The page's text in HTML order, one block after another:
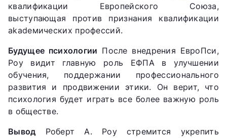
квалификации Европейского Союза,
выступающая против признания квалификации
akadeмических профессий.
Будущее психологии После внедрения ЕвроПси,
Роу видит главную роль ЕФПА в улучшении
обучения, поддержании профессионального
развития и продвижении этики. Он верит, что
психология будет играть все более важную роль
в обществе.
Вывод Роберт А. Роу стремится укрепить